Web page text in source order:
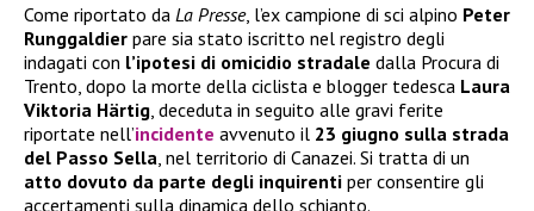
Come riportato da La Presse, l’ex campione di sci alpino Peter
Runggaldier pare sia stato iscritto nel registro degli
indagati con l’ipotesi di omicidio stradale dalla Procura di
Trento, dopo la morte della ciclista e blogger tedesca Laura
Viktoria Härtig , deceduta in seguito alle gravi ferite
riportate nell’incidente avvenuto il 23 giugno sulla strada
del Passo Sella , nel territorio di Canazei. Si tratta di un
atto dovuto da parte degli inquirenti per consentire gli
accertamenti sulla dinamica dello schianto.